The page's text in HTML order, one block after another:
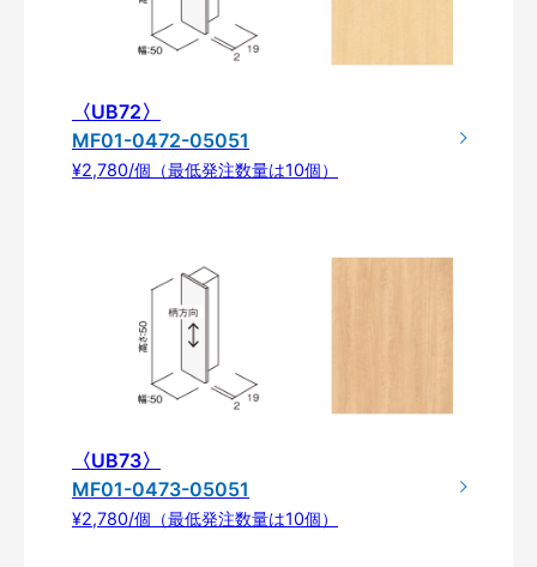
〈UB72〉
MF01-0472-05051
¥2,780/個（最低発注数量は10個）
〈UB73〉
MF01-0473-05051
¥2,780/個（最低発注数量は10個）